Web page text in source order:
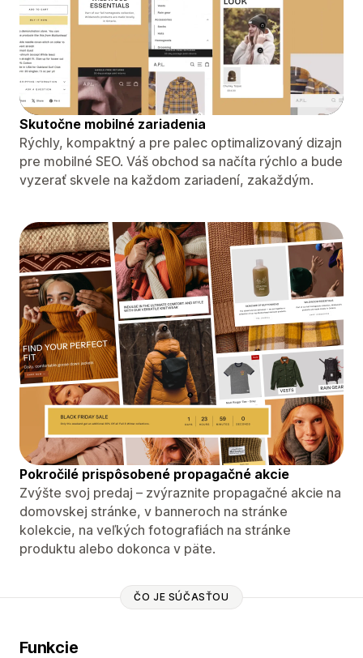
Skutočne mobilné zariadenia
Rýchly, kompaktný a pre palec optimalizovaný dizajn
pre mobilné SEO. Váš obchod sa načíta rýchlo a bude
vyzerať skvele na každom zariadení, zakaždým.
Pokročilé prispôsobené propagačné akcie
Zvýšte svoj predaj – zvýraznite propagačné akcie na
domovskej stránke, v banneroch na stránke
kolekcie, na veľkých fotografiách na stránke
produktu alebo dokonca v päte.
ČO JE SÚČASŤOU
Funkcie